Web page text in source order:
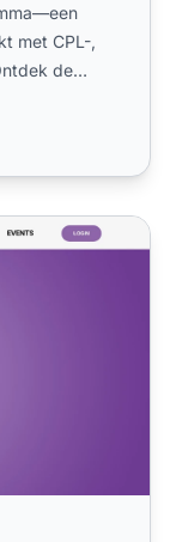
met CPL-,
de